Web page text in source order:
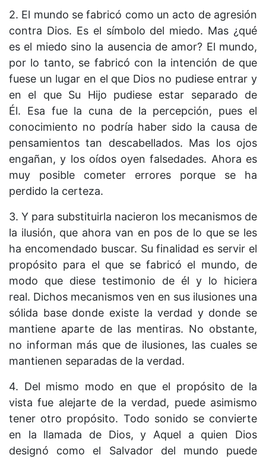
2. El mundo se fabricó como un acto de agresión
contra Dios. Es el símbolo del miedo. Mas ¿qué
es el miedo sino la ausencia de amor? El mundo,
por lo tanto, se fabricó con la intención de que
fuese un lugar en el que Dios no pudiese entrar y
en el que Su Hijo pudiese estar separado de
Él. Esa fue la cuna de la percepción, pues el
conocimiento no podría haber sido la causa de
pensamientos tan descabellados. Mas los ojos
engañan, y los oídos oyen falsedades. Ahora es
muy posible cometer errores porque se ha
perdido la certeza.
3. Y para substituirla nacieron los mecanismos de
la ilusión, que ahora van en pos de lo que se les
ha encomendado buscar. Su finalidad es servir el
propósito para el que se fabricó el mundo, de
modo que diese testimonio de él y lo hiciera
real. Dichos mecanismos ven en sus ilusiones una
sólida base donde existe la verdad y donde se
mantiene aparte de las mentiras. No obstante,
no informan más que de ilusiones, las cuales se
mantienen separadas de la verdad.
4. Del mismo modo en que el propósito de la
vista fue alejarte de la verdad, puede asimismo
tener otro propósito. Todo sonido se convierte
en la llamada de Dios, y Aquel a quien Dios
designó como el Salvador del mundo puede